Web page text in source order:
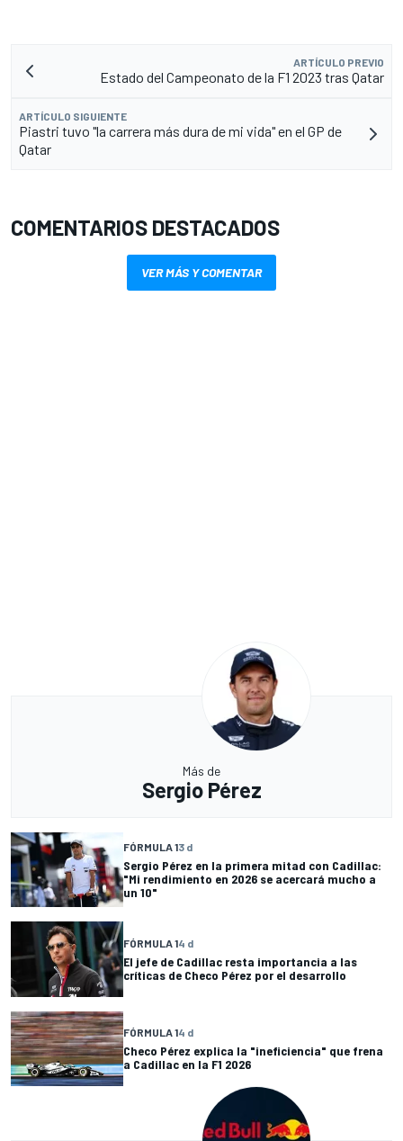
ARTÍCULO PREVIO
Estado del Campeonato de la F1 2023 tras Qatar
ARTÍCULO SIGUIENTE
Piastri tuvo "la carrera más dura de mi vida" en el GP de
Qatar
COMENTARIOS DESTACADOS
VER MÁS Y COMENTAR
Más de
Sergio Pérez
FÓRMULA 13 d
Sergio Pérez en la primera mitad con Cadillac:
"Mi rendimiento en 2026 se acercará mucho a
un 10"
FÓRMULA 14 d
El jefe de Cadillac resta importancia a las
críticas de Checo Pérez por el desarrollo
FÓRMULA 14 d
Checo Pérez explica la "ineficiencia" que frena
a Cadillac en la F1 2026